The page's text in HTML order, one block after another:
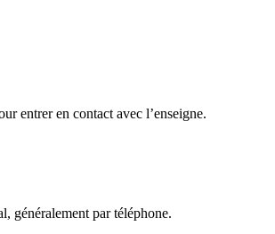
entrer en contact avec l’enseigne.
généralement par téléphone.